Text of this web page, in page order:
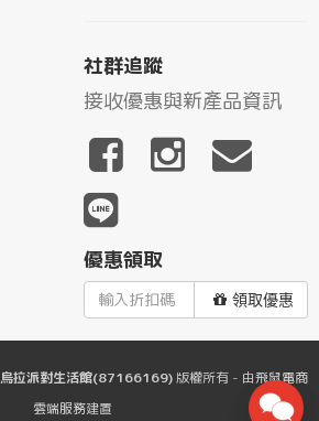
社群追蹤
接收優惠與新產品資訊
優惠領取
領取優惠
烏拉派對生活館(87166169)版權所有 - 由飛鼠電商
雲端服務建置